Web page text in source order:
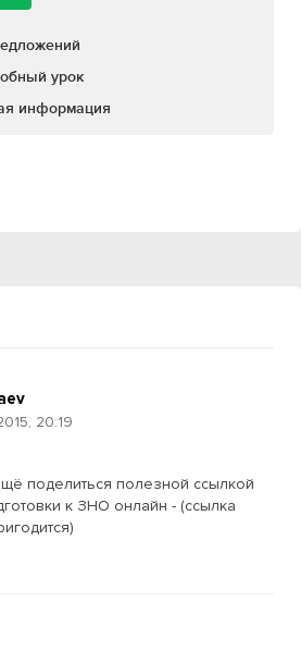
урок
информация
20:19
поделиться полезной ссылкой
к ЗНО онлайн - (ссылка